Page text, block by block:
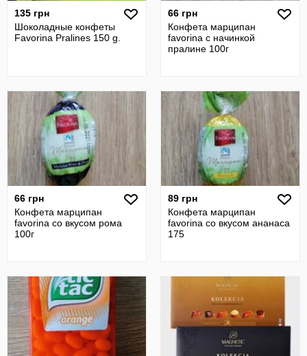
135 грн
Шоколадные конфеты
Favorina Pralines 150 g.
66 грн
Конфета марципан
favorina с начинкой
пралине 100г
66 грн
Конфета марципан
favorina со вкусом рома
100г
89 грн
Конфета марципан
favorina со вкусом ананаса
175